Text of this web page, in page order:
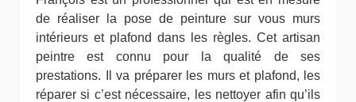
de réaliser la pose de peinture sur vous murs
intérieurs et plafond dans les règles. Cet artisan
peintre est connu pour la qualité de ses
prestations. Il va préparer les murs et plafond, les
réparer si c’est nécessaire, les nettoyer afin qu’ils